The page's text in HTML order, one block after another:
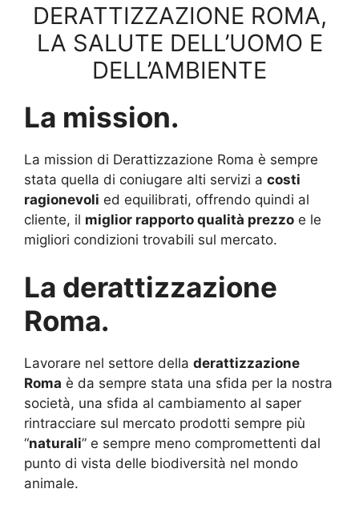
DERATTIZZAZIONE ROMA,
LA SALUTE DELL’UOMO E
DELL’AMBIENTE
La mission.
La mission di Derattizzazione Roma è sempre
stata quella di coniugare alti servizi a costi
ragionevoli ed equilibrati, offrendo quindi al
cliente, il miglior rapporto qualità prezzo e le
migliori condizioni trovabili sul mercato.
La derattizzazione
Roma.
Lavorare nel settore della derattizzazione
Roma è da sempre stata una sfida per la nostra
società, una sfida al cambiamento al saper
rintracciare sul mercato prodotti sempre più
“naturali” e sempre meno compromettenti dal
punto di vista delle biodiversità nel mondo
animale.